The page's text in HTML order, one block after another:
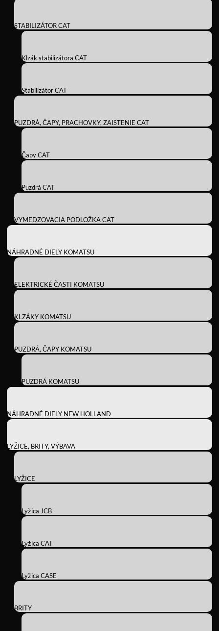
STABILIZÁTOR CAT
Klzák stabilizátora CAT
Stabilizátor CAT
PUZDRÁ, ČAPY, PRACHOVKY, ZAISTENIE CAT
Čapy CAT
Puzdrá CAT
VYMEDZOVACIA PODLOŽKA CAT
NÁHRADNÉ DIELY KOMATSU
ELEKTRICKÉ ČASTI KOMATSU
KLZÁKY KOMATSU
PUZDRÁ, ČAPY KOMATSU
PUZDRÁ KOMATSU
NÁHRADNÉ DIELY NEW HOLLAND
LYŽICE, BRITY, VÝBAVA
LYŽICE
Lyžica JCB
Lyžica CAT
Lyžica CASE
BRITY